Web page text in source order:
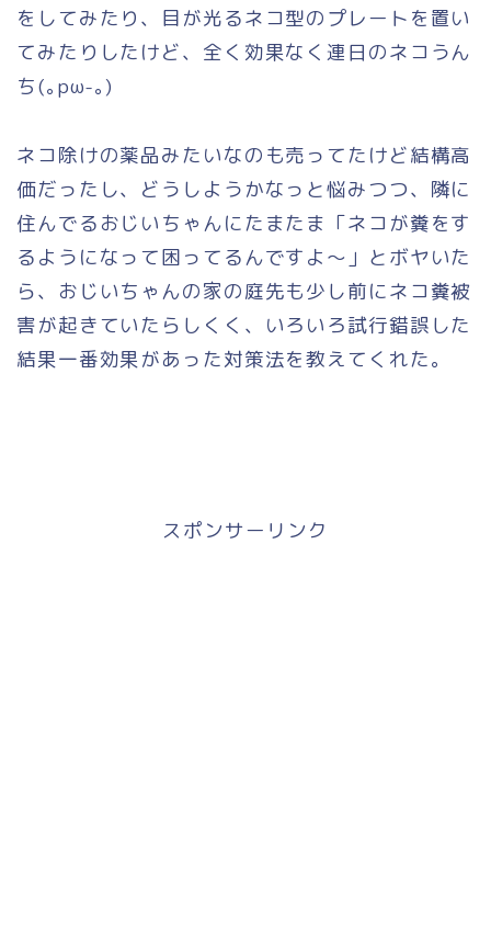
をしてみたり、目が光るネコ型のプレートを置い
てみたりしたけど、全く効果なく連日のネコうん
ち(｡pω-｡)
ネコ除けの薬品みたいなのも売ってたけど結構高
価だったし、どうしようかなっと悩みつつ、隣に
住んでるおじいちゃんにたまたま「ネコが糞をす
るようになって困ってるんですよ～」とボヤいた
ら、おじいちゃんの家の庭先も少し前にネコ糞被
害が起きていたらしくく、いろいろ試行錯誤した
結果一番効果があった対策法を教えてくれた。
スポンサーリンク